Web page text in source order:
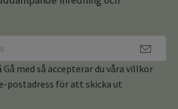
med så accepterar du våra villkor
postadress för att skicka ut